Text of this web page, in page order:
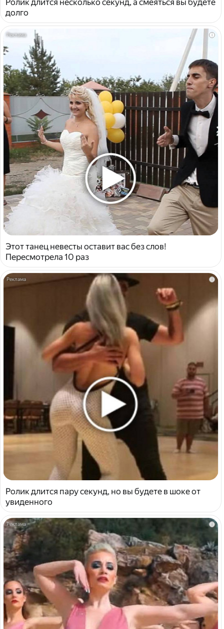
долго
i
Этот танец невесты оставит вас без слов!
Пересмотрела 10 раз
i
Ролик длится пару секунд, но вы будете в шоке от
увиденного
i